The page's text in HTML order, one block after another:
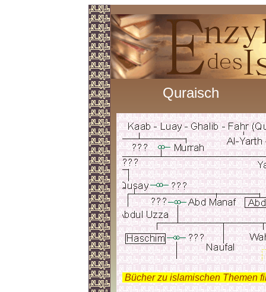
Quraisch
Bücher zu islamischen Themen